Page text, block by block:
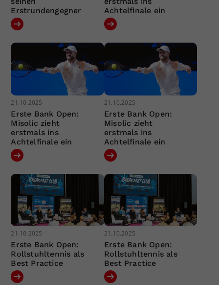
Erstrundengegner
Achtelfinale ein
21.10.2025
Erste Bank Open:
Misolic zieht
erstmals ins
Achtelfinale ein
21.10.2025
Erste Bank Open:
Misolic zieht
erstmals ins
Achtelfinale ein
21.10.2025
Erste Bank Open:
Rollstuhltennis als
Best Practice
21.10.2025
Erste Bank Open:
Rollstuhltennis als
Best Practice